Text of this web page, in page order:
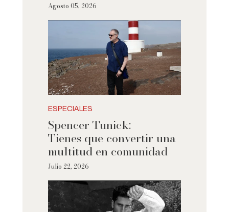
Agosto 05, 2026
ESPECIALES
Spencer Tunick:
Tienes que convertir una
multitud en comunidad
Julio 22, 2026